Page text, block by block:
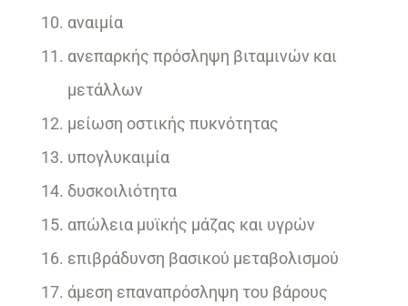
αναιμία
ανεπαρκής πρόσληψη βιταμινών και
μετάλλων
μείωση οστικής πυκνότητας
υπογλυκαιμία
δυσκοιλιότητα
απώλεια μυϊκής μάζας και υγρών
επιβράδυνση βασικού μεταβολισμού
άμεση επαναπρόσληψη του βάρους